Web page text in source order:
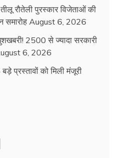
रौतेली पुरस्कार विजेताओं की
समारोह August 6, 2026
2500 से ज्यादा सरकारी
6, 2026
प्रस्तावों को मिली मंजूरी